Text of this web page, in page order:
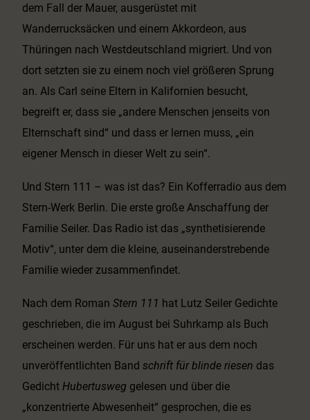
dem Fall der Mauer, ausgerüstet mit
Wanderrucksäcken und einem Akkordeon, aus
Thüringen nach Westdeutschland migriert. Und von
dort setzten sie zu einem noch viel größeren Sprung
an. Als Carl seine Eltern in Kalifornien besucht,
begreift er, dass sie „andere Menschen jenseits von
Elternschaft sind“ und dass er lernen muss, „ein
eigener Mensch in dieser Welt zu sein“.
Und Stern 111 – was ist das? Ein Kofferradio aus dem
Stern-Werk Berlin. Die erste große Anschaffung der
Familie Seiler. Das Radio ist das „synthetisierende
Motiv“, unter dem die kleine, auseinanderstrebende
Familie wieder zusammenfindet.
Nach dem RomanStern 111 hat Lutz Seiler Gedichte
geschrieben, die im August bei Suhrkamp als Buch
erscheinen werden. Für uns hat er aus dem noch
unveröffentlichten Bandschrift für blinde riesen das
Gedicht Hubertusweg gelesen und über die
„konzentrierte Abwesenheit“ gesprochen, die es